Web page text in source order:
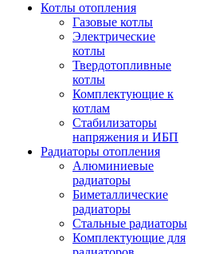
Котлы отопления
Газовые котлы
Электрические
котлы
Твердотопливные
котлы
Комплектующие к
котлам
Стабилизаторы
напряжения и ИБП
Радиаторы отопления
Алюминиевые
радиаторы
Биметаллические
радиаторы
Стальные радиаторы
Комплектующие для